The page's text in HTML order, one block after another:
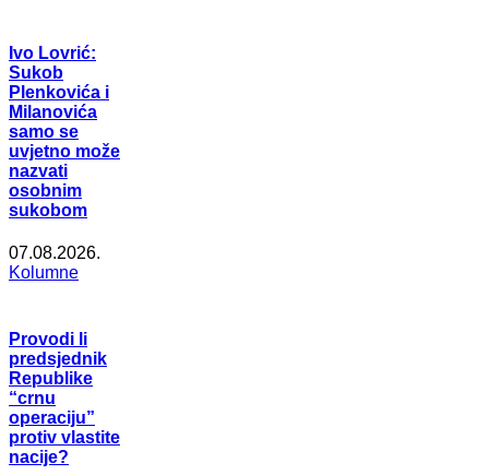
Ivo Lovrić:
Sukob
Plenkovića i
Milanovića
samo se
uvjetno može
nazvati
osobnim
sukobom
07.08.2026.
Kolumne
Provodi li
predsjednik
Republike
“crnu
operaciju”
protiv vlastite
nacije?